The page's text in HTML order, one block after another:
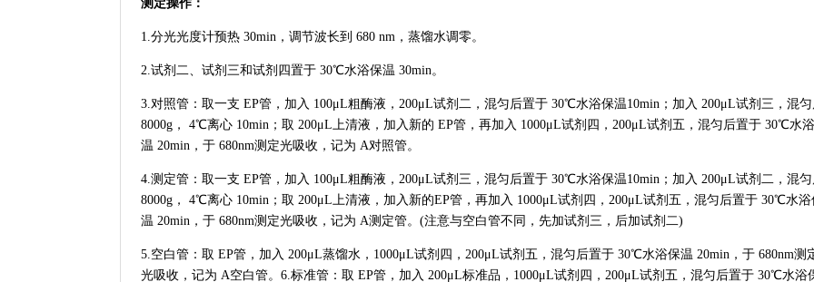
测定操作：
1.分光光度计预热 30min，调节波长到 680 nm，蒸馏水调零。
2.试剂二、试剂三和试剂四置于 30℃水浴保温 30min。
3.对照管：取一支 EP管，加入 100μL粗酶液，200μL试剂二，混匀后置于 30℃水浴保温10min；加入 200μL试剂三，混
8000g， 4℃离心 10min；取 200μL上清液，加入新的 EP管，再加入 1000μL试剂四，200μL试剂五，混匀后置于 30℃水
温 20min，于 680nm测定光吸收，记为 A对照管。
4.测定管：取一支 EP管，加入 100μL粗酶液，200μL试剂三，混匀后置于 30℃水浴保温10min；加入 200μL试剂二，混
8000g， 4℃离心 10min；取 200μL上清液，加入新的EP管，再加入 1000μL试剂四，200μL试剂五，混匀后置于 30℃水浴
温 20min，于 680nm测定光吸收，记为 A测定管。(注意与空白管不同，先加试剂三，后加试剂二)
5.空白管：取 EP管，加入 200μL蒸馏水，1000μL试剂四，200μL试剂五，混匀后置于 30℃水浴保温 20min，于 680nm测
光吸收，记为 A空白管。6.标准管：取 EP管，加入 200μL标准品，1000μL试剂四，200μL试剂五，混匀后置于 30℃水浴